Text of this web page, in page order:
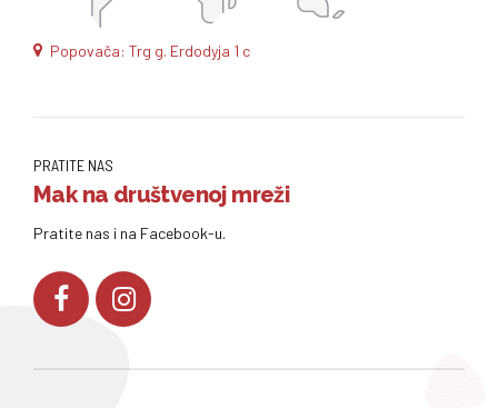
Popovača: Trg g. Erdodyja 1 c
PRATITE NAS
Mak na društvenoj mreži
Pratite nas i na Facebook-u.